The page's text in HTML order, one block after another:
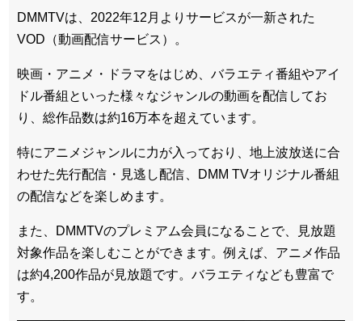
DMMTVは、2022年12月よりサービスが一新された
VOD（動画配信サービス）。
映画・アニメ・ドラマをはじめ、バラエティ番組やアイ
ドル番組といった様々なジャンルの動画を配信してお
り、総作品数は約16万本を超えています。
特にアニメジャンルに力が入っており、地上波放送に合
わせた先行配信・見逃し配信、DMM TVオリジナル番組
の配信などを楽しめます。
また、DMMTVのプレミアム会員になることで、見放題
対象作品を楽しむことができます。例えば、アニメ作品
は約4,200作品が見放題です。バラエティなども豊富で
す。